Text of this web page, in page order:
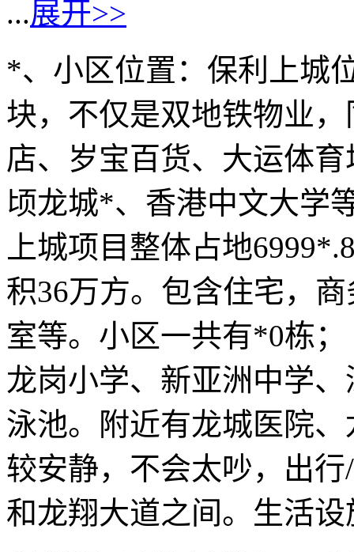
...展开>>
*、小区位置：保利上城
块，不仅是双地铁物业
店、岁宝百货、大运体
顷龙城*、香港中文大学
上城项目整体占地
积36万方。包含住宅，
室等。小区一共有*0栋
龙岗小学、新亚洲中学
泳池。附近有龙城医院
较安静，不会太吵，出
和龙翔大道之间。生活